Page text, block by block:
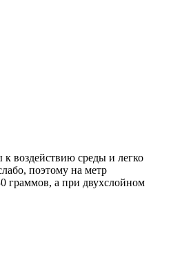
воздействию среды и легко
поэтому на метр
граммов, а при двухслойном